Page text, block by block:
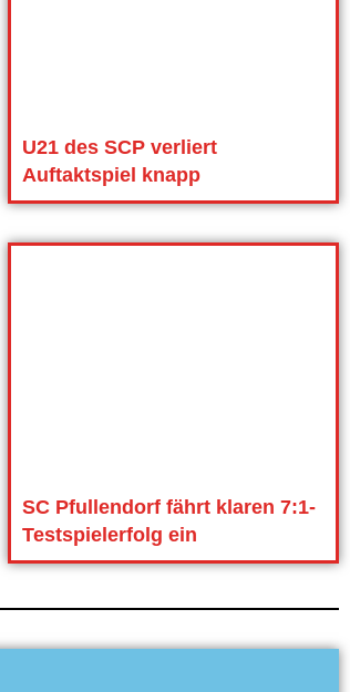
U21 des SCP verliert
Auftaktspiel knapp
SC Pfullendorf fährt klaren 7:1-
Testspielerfolg ein